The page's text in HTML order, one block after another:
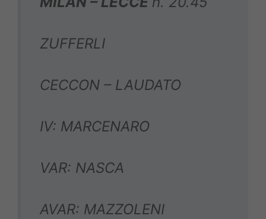
ZUFFERLI
CECCON – LAUDATO
IV: MARCENARO
VAR: NASCA
AVAR: MAZZOLENI